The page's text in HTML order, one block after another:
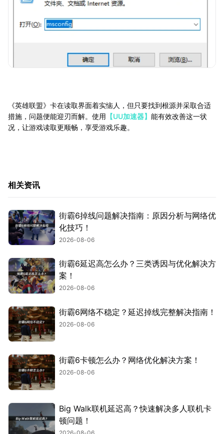
《英雄联盟》卡在读取界面着实恼人，但只要找到根源并采取合适
措施，问题便能迎刃而解。使用 【UU加速器】 能有效改善这一状
况，让游戏读取更顺畅，享受游戏乐趣。
相关资讯
街霸6掉线问题解决指南：原因分析与网络优
化技巧！
2026-08-06
街霸6延迟高怎么办？三类诱因与优化解决方
案！
2026-08-06
街霸6网络不稳定？延迟掉线完整解决指南！
2026-08-06
街霸6卡顿怎么办？网络优化解决方案！
2026-08-06
Big Walk联机延迟高？快速解决多人联机卡
顿问题！